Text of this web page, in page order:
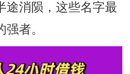
途消陨，这些名字最
者。